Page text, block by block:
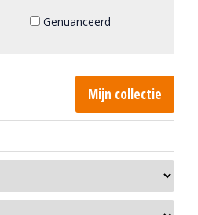
Genuanceerd
Mijn collectie